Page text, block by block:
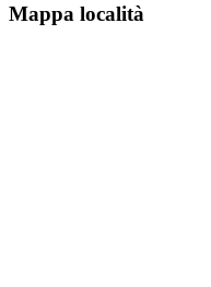
Mappa località